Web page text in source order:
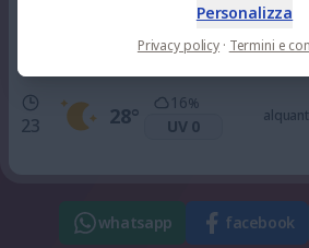
UV 0
23 28°
16%
UV 0
whatsapp facebook
Personalizza
Privacy policy · Termini e